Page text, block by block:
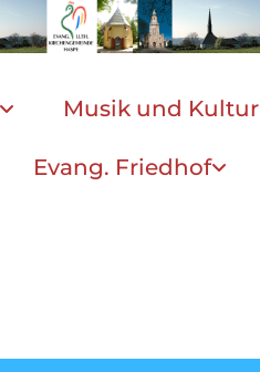
Musik und Kultur
Evang. Friedhof